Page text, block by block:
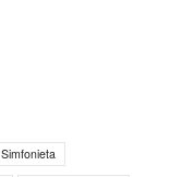
Simfonieta